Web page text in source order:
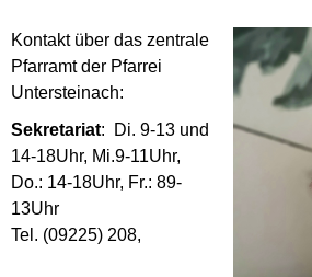
Kontakt über das zentrale
Pfarramt der Pfarrei
Untersteinach:
Sekretariat: Di. 9-13 und
14-18Uhr, Mi.9-11Uhr,
Do.: 14-18Uhr, Fr.: 89-
13Uhr
Tel. (09225) 208,